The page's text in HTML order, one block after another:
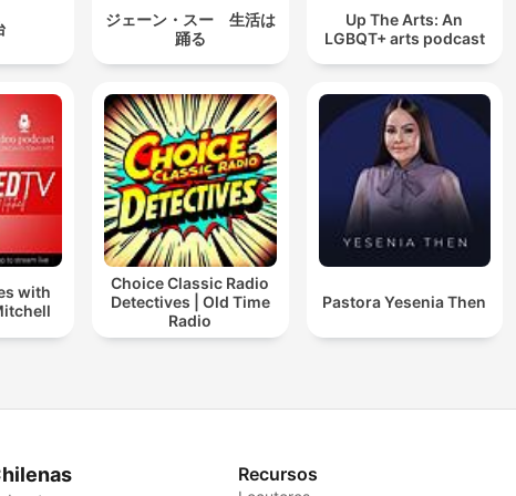
ジェーン・スー 生活は
踊る
Up The Arts: An
LGBQT+ arts podcast
with
Choice Classic Radio
Detectives | Old Time
Radio
Pastora Yesenia Then
Recursos